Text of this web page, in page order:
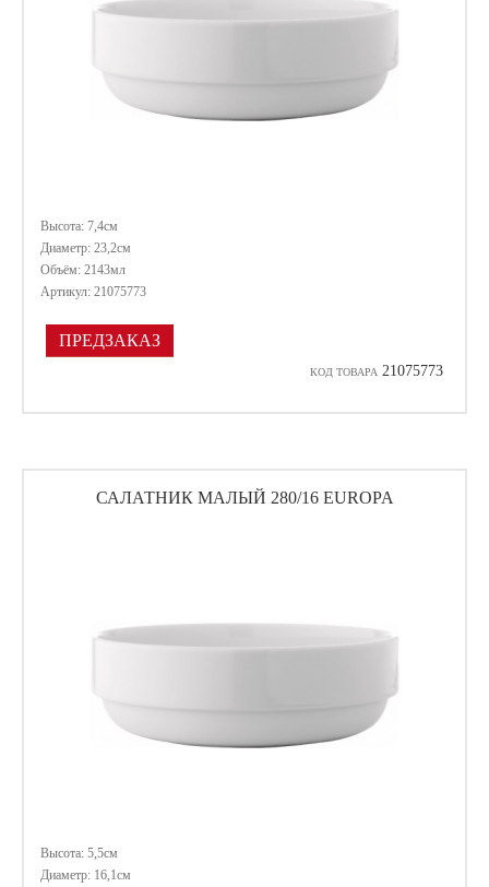
Высота: 7,4см
Диаметр: 23,2см
Объём: 2143мл
Артикул: 21075773
ПРЕДЗАКАЗ
КОД ТОВАРА 21075773
САЛАТНИК МАЛЫЙ 280/16 EUROPA
Высота: 5,5см
Диаметр: 16,1см